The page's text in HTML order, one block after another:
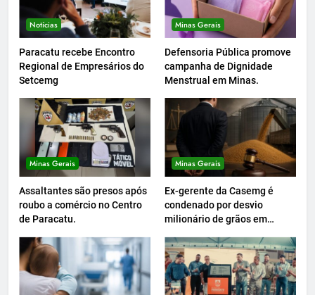
Notícias
Paracatu recebe Encontro
Regional de Empresários do
Setcemg
Minas Gerais
Defensoria Pública promove
campanha de Dignidade
Menstrual em Minas.
Minas Gerais
Assaltantes são presos após
roubo a comércio no Centro
de Paracatu.
Minas Gerais
Ex-gerente da Casemg é
condenado por desvio
milionário de grãos em